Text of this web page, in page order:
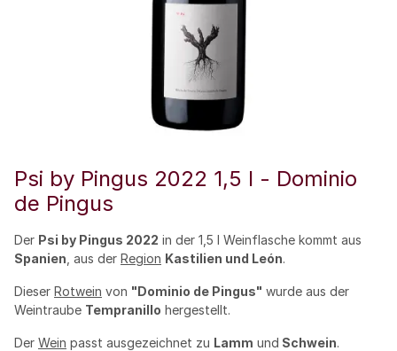
Psi by Pingus 2022 1,5 l - Dominio
de Pingus
Der Psi by Pingus 2022 in der 1,5 l Weinflasche kommt aus
Spanien , aus der Region Kastilien und León.
Dieser Rotwein von "Dominio de Pingus" wurde aus der
Weintraube Tempranillo hergestellt.
Der Wein passt ausgezeichnet zu Lamm und Schwein.